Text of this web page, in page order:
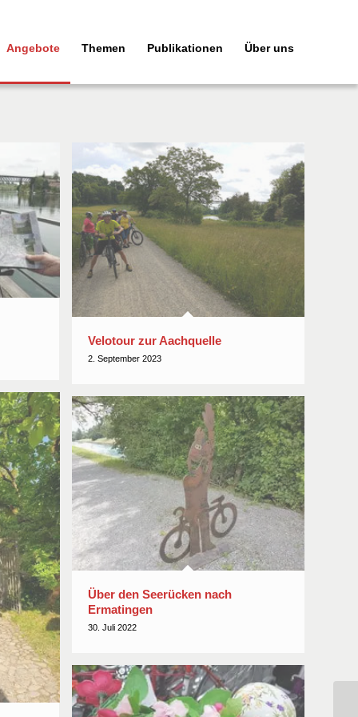
Angebote Themen Publikationen Über uns
Velotour zur Aachquelle
2. September 2023
Über den Seerücken nach
Ermatingen
30. Juli 2022